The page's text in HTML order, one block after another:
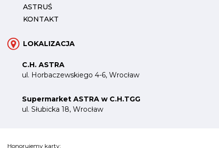
ASTRUŚ
KONTAKT
LOKALIZACJA
C.H. ASTRA
ul. Horbaczewskiego 4-6, Wrocław
Supermarket ASTRA w C.H.TGG
ul. Słubicka 18, Wrocław
Honorujemy karty: